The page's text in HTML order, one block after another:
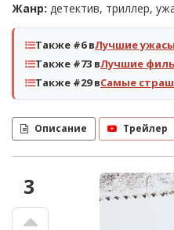
Жанр: детектив, триллер,
Также #6 вЛучшие
Также #73 вЛучшие
Также #29 вСамые
Описание Трейлер
3